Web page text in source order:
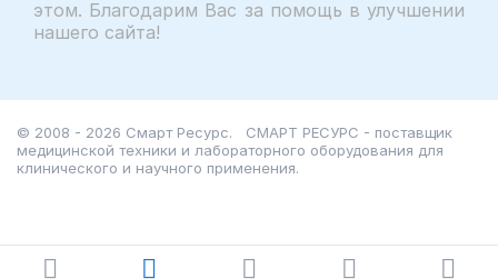
этом. Благодарим Вас за помощь в улучшении
нашего сайта!
© 2008 - 2026 Смарт Ресурс. СМАРТ РЕСУРС - поставщик
медицинской техники и лабораторного оборудования для
клинического и научного применения.